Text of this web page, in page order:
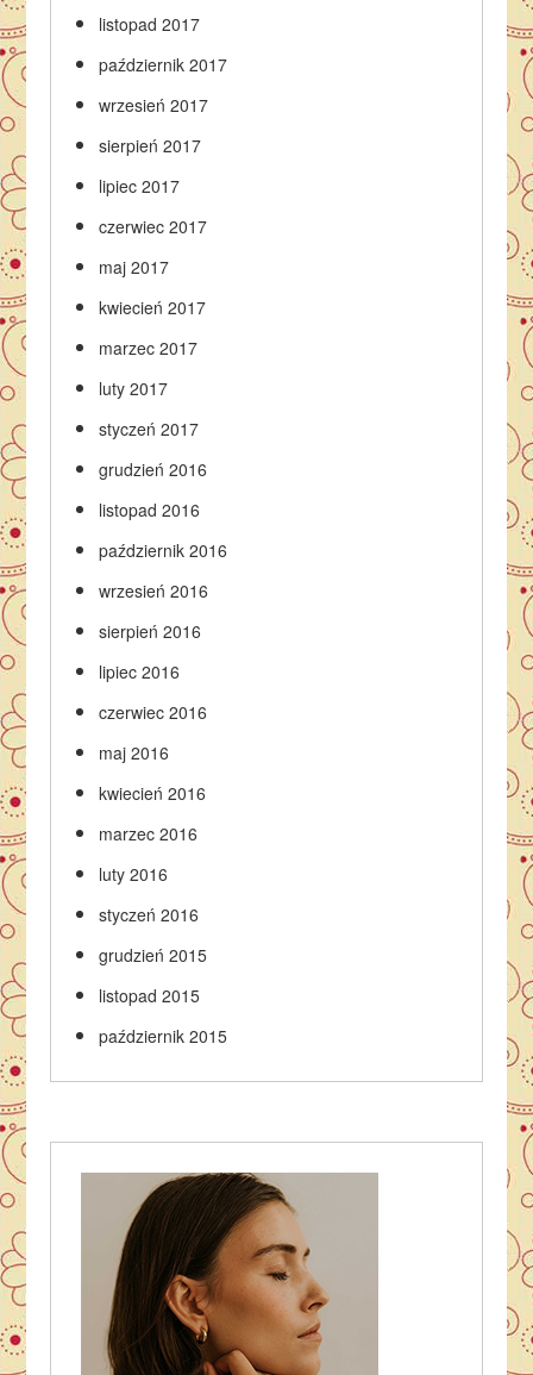
listopad 2017
październik 2017
wrzesień 2017
sierpień 2017
lipiec 2017
czerwiec 2017
maj 2017
kwiecień 2017
marzec 2017
luty 2017
styczeń 2017
grudzień 2016
listopad 2016
październik 2016
wrzesień 2016
sierpień 2016
lipiec 2016
czerwiec 2016
maj 2016
kwiecień 2016
marzec 2016
luty 2016
styczeń 2016
grudzień 2015
listopad 2015
październik 2015